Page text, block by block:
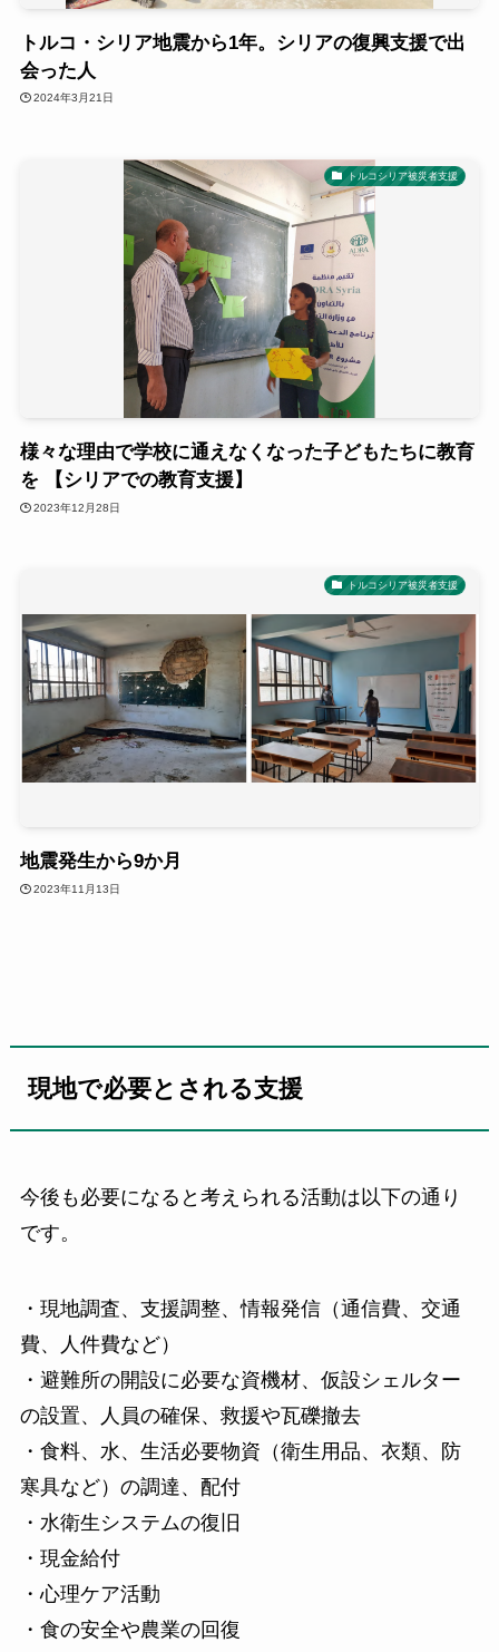
トルコ・シリア地震から1年。シリアの復興支援で出
会った人
2024年3月21日
トルコシリア被災者支援
様々な理由で学校に通えなくなった子どもたちに教育
を 【シリアでの教育支援】
2023年12月28日
トルコシリア被災者支援
地震発生から9か月
2023年11月13日
現地で必要とされる支援
今後も必要になると考えられる活動は以下の通り
です。
・現地調査、支援調整、情報発信（通信費、交通
費、人件費など）
・避難所の開設に必要な資機材、仮設シェルター
の設置、人員の確保、救援や瓦礫撤去
・食料、水、生活必要物資（衛生用品、衣類、防
寒具など）の調達、配付
・水衛生システムの復旧
・現金給付
・心理ケア活動
・食の安全や農業の回復